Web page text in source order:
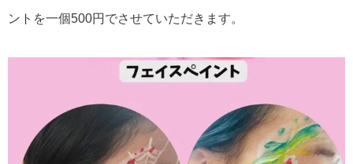
ントを一個500円でさせていただきます。